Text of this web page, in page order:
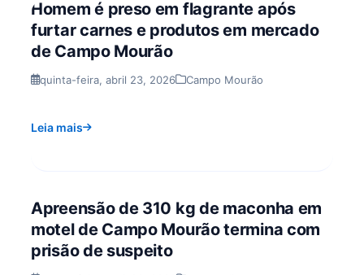
Homem é preso em flagrante após
furtar carnes e produtos em mercado
de Campo Mourão
quinta-feira, abril 23, 2026 Campo Mourão
Leia mais
Apreensão de 310 kg de maconha em
motel de Campo Mourão termina com
prisão de suspeito